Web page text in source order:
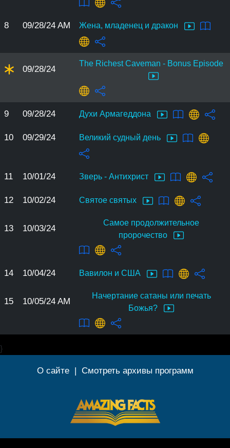
8 09/28/24 AM Жена, младенец и дракон
09/28/24
The Richest Caveman - Bonus Episode
9 09/28/24 Духи Армагеддона
10 09/29/24 Великий судный день
11 10/01/24 Зверь - Антихрист
12 10/02/24 Святое святых
13 10/03/24
Самое продолжительное
пророчество
14 10/04/24 Вавилон и США
15 10/05/24 AM
Начертание сатаны или печать
Божья?
}
О сайте| Смотреть архивы программ